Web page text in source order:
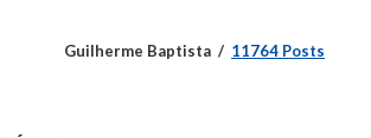
Guilherme Baptista 11764 Posts